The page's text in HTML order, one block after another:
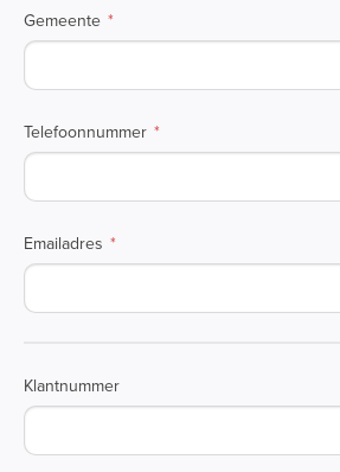
Gemeente
Telefoonnummer
Emailadres
Klantnummer